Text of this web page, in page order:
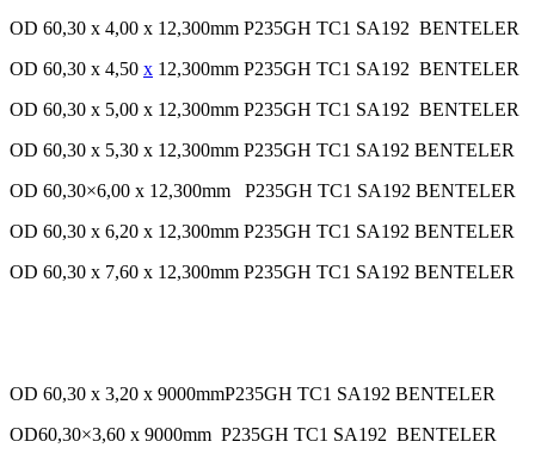
OD 60,30 x 4,00 x 12,300mm P235GH TC1 SA192 BENTELER
OD 60,30 x 4,50 x 12,300mm P235GH TC1 SA192 BENTELER
OD 60,30 x 5,00 x 12,300mm P235GH TC1 SA192 BENTELER
OD 60,30 x 5,30 x 12,300mm P235GH TC1 SA192 BENTELER
OD 60,30×6,00 x 12,300mm P235GH TC1 SA192 BENTELER
OD 60,30 x 6,20 x 12,300mm P235GH TC1 SA192 BENTELER
OD 60,30 x 7,60 x 12,300mm P235GH TC1 SA192 BENTELER
OD 60,30 x 3,20 x 9000mmP235GH TC1 SA192 BENTELER
OD60,30×3,60 x 9000mm P235GH TC1 SA192 BENTELER